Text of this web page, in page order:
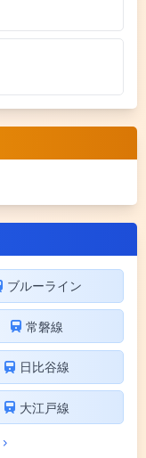
ブルーライン
常磐線
日比谷線
大江戸線